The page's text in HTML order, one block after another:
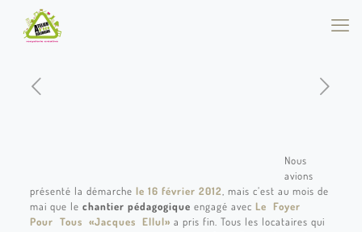
Nous
avions
présenté la démarche le 16 février 2012 , mais c’est au mois de
mai que le chantier pédagogique engagé avec Le Foyer
Pour Tous «Jacques Ellul» a pris fin. Tous les locataires qui